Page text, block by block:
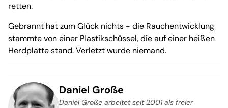
retten.
Gebrannt hat zum Glück nichts - die Rauchentwicklung
stammte von einer Plastikschüssel, die auf einer heißen
Herdplatte stand. Verletzt wurde niemand.
Daniel Große
Daniel Große arbeitet seit 2001 als freier